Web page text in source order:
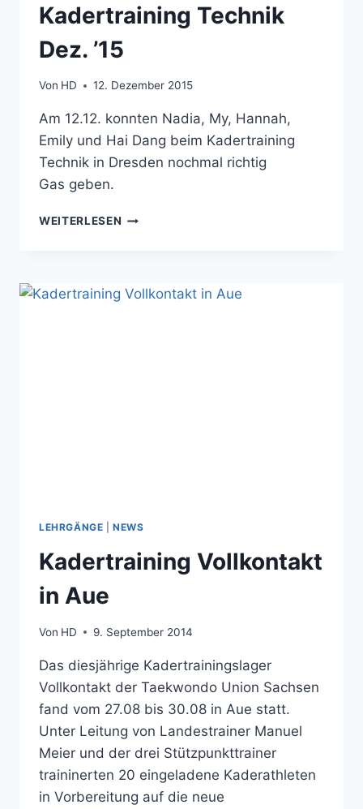
Kadertraining Technik
Dez. ’15
Von HD 12. Dezember 2015
Am 12.12. konnten Nadia, My, Hannah,
Emily und Hai Dang beim Kadertraining
Technik in Dresden nochmal richtig
Gas geben.
WEITERLESEN KADERTRAINING
LEHRGÄNGE |NEWS
Kadertraining Vollkontakt
in Aue
Von HD 9. September 2014
Das diesjährige Kadertrainingslager
Vollkontakt der Taekwondo Union Sachsen
fand vom 27.08 bis 30.08 in Aue statt.
Unter Leitung von Landestrainer Manuel
Meier und der drei Stützpunkttrainer
traininerten 20 eingeladene Kaderathleten
in Vorbereitung auf die neue